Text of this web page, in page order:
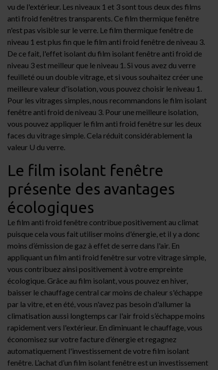
vu de l'extérieur. Les niveaux 1 et 3 sont tous deux des films
anti froid fenêtres transparents. Ce film thermique fenêtre
n'est pas visible sur le verre. Lefilm thermique fenêtre de
niveau 1 est plus fin que le film anti froid fenêtre de niveau 3.
De ce fait, l'effet isolant du film isolant fenêtre anti froid de
niveau 3 est meilleur que le niveau 1. Si vous avez du verre
feuilleté ou un double vitrage, et si vous souhaitez créer une
meilleure valeur d'isolation, vous pouvez choisir le niveau 1.
Pour les vitrages simples, nous recommandons le film isolant
fenêtre anti froid de niveau 3. Pour une meilleure isolation,
vous pouvez appliquer le film anti froid fenêtre sur les deux
faces du vitrage simple. Cela réduit considérablement la
valeur U du verre.
Le film isolant fenêtre
présente des avantages
écologiques
Le film anti froid fenêtre contribue positivement au climat
puisque cela vous fait utiliser moins d'énergie, et il y a donc
moins d’émission de gaz à effet de serre dans l'air. En
appliquant un film anti froid fenêtre sur votre vitrage simple,
vous contribuez ainsi positivement à votre empreinte
écologique. Grâce au film isolant, vous pouvez en hiver,
baisser le chauffage central car moins de chaleur s'échappe
par la vitre, et en été, vous n'avez pas besoin d'allumer la
climatisation aussi longtemps car l'air froid s’échappe moins
rapidement vers l'extérieur. En diminuant le chauffage, vous
économisez sur votre facture d’énergie et regagnez
automatiquement l'investissement de votre film isolant
fenêtre. L’achat d’un film isolant fenêtre est un investissement